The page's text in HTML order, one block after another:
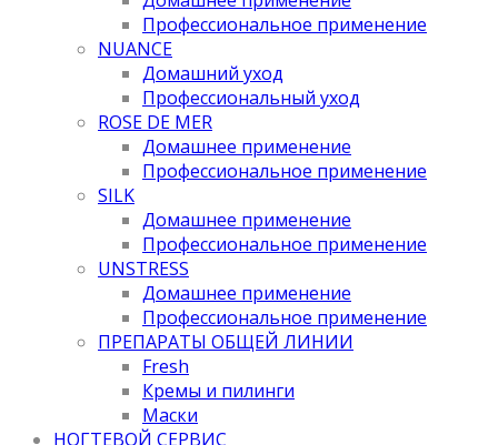
Профессиональное применение
NUANCE
Домашний уход
Профессиональный уход
ROSE DE MER
Домашнее применение
Профессиональное применение
SILK
Домашнее применение
Профессиональное применение
UNSTRESS
Домашнее применение
Профессиональное применение
ПРЕПАРАТЫ ОБЩЕЙ ЛИНИИ
Fresh
Кремы и пилинги
Маски
НОГТЕВОЙ СЕРВИС